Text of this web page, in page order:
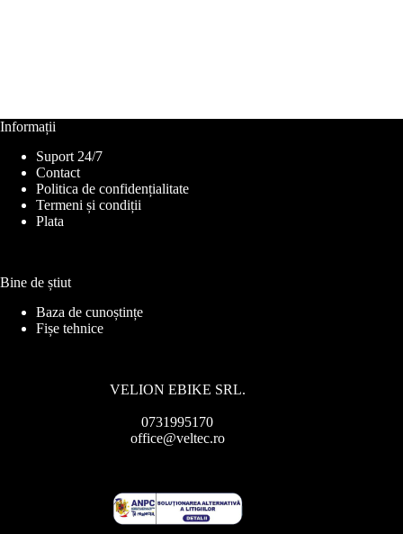
Informații
Suport 24/7
Contact
Politica de confidențialitate
Termeni și condiții
Plata
Bine de știut
Baza de cunoștințe
Fișe tehnice
VELION EBIKE SRL.
0731995170
office@veltec.ro